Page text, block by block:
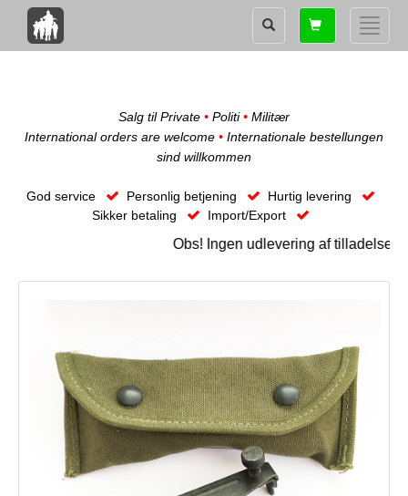
Toggle
Shopping
card
Salg til Private • Politi• Militær
International orders are welcome • Internationale bestellungen
sind willkommen
God service Personlig betjening
Hurtig levering
Sikker betaling
Import/Export
Obs! Ingen udlevering af